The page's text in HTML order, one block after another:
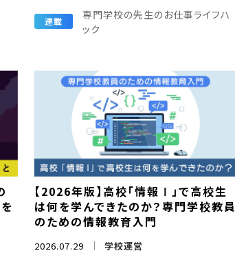
連載
専門学校の先生のお仕事ライフハ
ック
【2026年版】高校「情報Ⅰ」で高校生
は何を学んできたのか？専門学校教員
のための情報教育入門
2026.07.29 学校運営